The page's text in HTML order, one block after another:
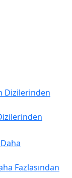
Fazlasından